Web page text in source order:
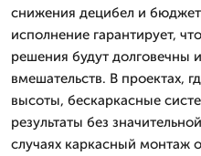
снижения децибел и
исполнение гарантирует,
решения будут долговечны
вмешательств. В проектах,
высоты, бескаркасные
результаты без
случаях каркасный монтаж